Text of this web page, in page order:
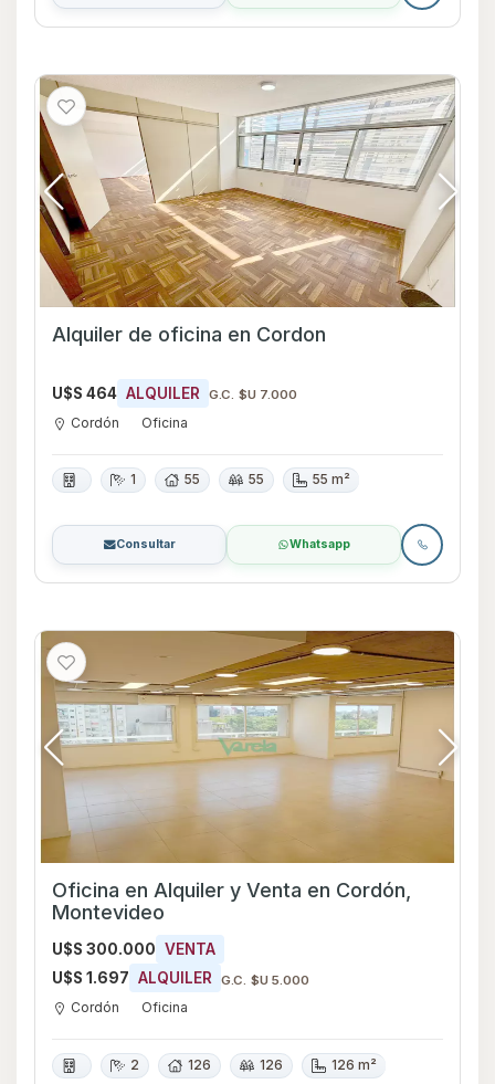
Alquiler de oficina en Cordon
U$S 464 ALQUILER G.C. $U 7.000
Cordón Oficina
1 55 55 55 m²
Consultar Whatsapp
Oficina en Alquiler y Venta en Cordón,
Montevideo
U$S 300.000 VENTA
U$S 1.697 ALQUILER G.C. $U 5.000
Cordón Oficina
2 126 126 126 m²